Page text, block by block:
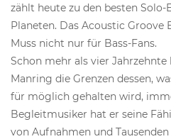
zählt heute zu den besten Solo-
Planeten. Das Acoustic Groove
Muss nicht nur für Bass-Fans.
Schon mehr als vier
Manring die Grenzen dessen,
für möglich gehalten wird,
Begleitmusiker hat er seine
von Aufnahmen und